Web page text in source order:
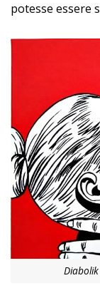
potesse essere